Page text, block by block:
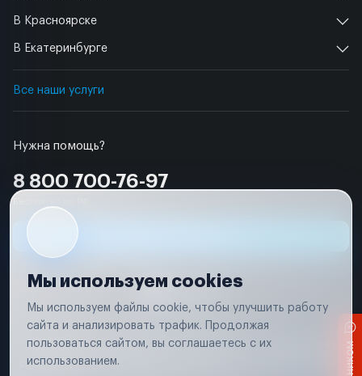
Нужна помощь?
8 800 700-76-97
В Красноярске
В Екатеринбурге
Все наши услуги
Условия использования
Вся информация, представленная на сайте, носит исключительно
соответствии с положениями статьи 437 (п. 2) Гражданского кодекса
Мы используем cookies
Мы используем файлы cookie, чтобы улучшить работу
сайта и анализировать трафик. Продолжая
пользоваться сайтом, вы соглашаетесь с их
использованием.